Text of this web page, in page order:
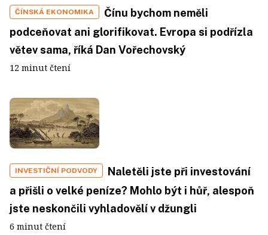
ČÍNSKÁ EKONOMIKA
Čínu bychom neměli
podceňovat ani glorifikovat. Evropa si podřízla
větev sama, říká Dan Vořechovský
12 minut čtení
INVESTIČNÍ PODVODY
Naletěli jste při investování
a přišli o velké peníze? Mohlo být i hůř, alespoň
jste neskončili vyhladovělí v džungli
6 minut čtení